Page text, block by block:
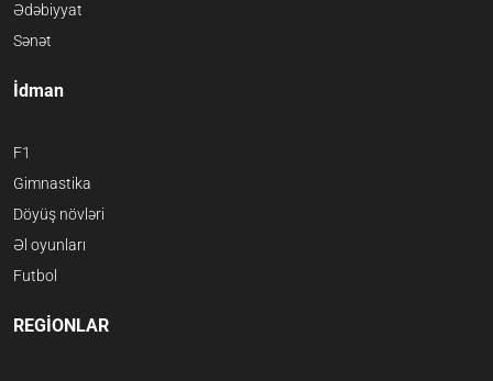
Ədəbiyyat
Sənət
İdman
F1
Gimnastika
Döyüş növləri
Əl oyunları
Futbol
REGİONLAR